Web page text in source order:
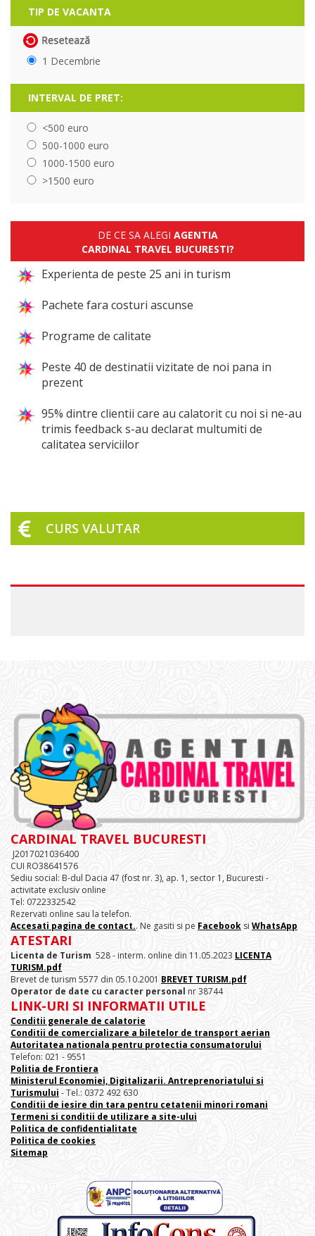
TIP DE VACANTA
1 Decembrie
INTERVAL DE PRET:
<500 euro
500-1000 euro
1000-1500 euro
>1500 euro
DE CE SA ALEGI AGENTIA
CARDINAL TRAVEL BUCURESTI?
Experienta de peste 25 ani in turism
Pachete fara costuri ascunse
Programe de calitate
Peste 40 de destinatii vizitate de noi pana in
prezent
95% dintre clientii care au calatorit cu noi si ne-au
trimis feedback s-au declarat multumiti de
calitatea serviciilor
CURS VALUTAR
CARDINAL TRAVEL BUCURESTI
J2017021036400
CUI RO38641576
Sediu social: B-dul Dacia 47 (fost nr. 3), ap. 1, sector 1, Bucuresti -
activitate exclusiv online
Tel: 0722332542
Rezervati online sau la telefon.
Accesati pagina de contact.. Ne gasiti si pe Facebook si WhatsApp
ATESTARI
Licenta de Turism 528 - interm. online din 11.05.2023 LICENTA
TURISM.pdf
Brevet de turism 5577 din 05.10.2001 BREVET TURISM.pdf
Operator de date cu caracter personal nr 38744
LINK-URI SI INFORMATII UTILE
Conditii generale de calatorie
Conditii de comercializare a biletelor de transport aerian
Autoritatea nationala pentru protectia consumatorului
Telefon: 021 - 9551
Politia de Frontiera
Ministerul Economiei, Digitalizarii. Antreprenoriatului si
Turismului - Tel.: 0372 492 630
Conditii de iesire din tara pentru cetatenii minori romani
Termeni si conditii de utilizare a site-ului
Politica de confidentialitate
Politica de cookies
Sitemap